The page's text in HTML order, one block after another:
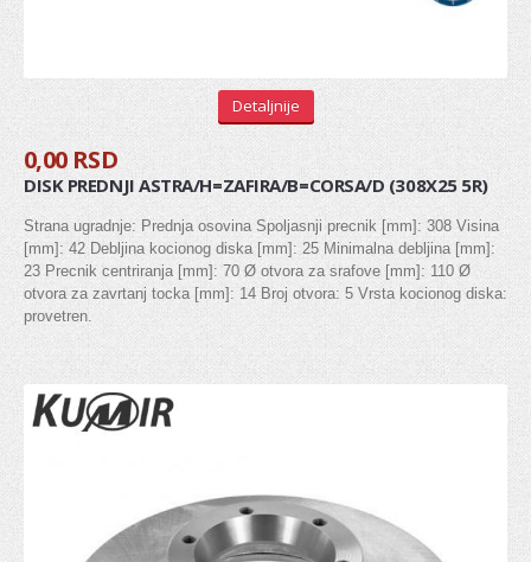
SISTEM UPRAVLJANJA
Manžetna letve volana
Kraj letve volana (aksijalni zglob)
Kraj spone
Letva volana
POGON / VEŠANJE TOČKOVA
Glavčina točka
Ležaj točka
Stabilizator
Detaljnije
0,00 RSD
DISK PREDNJI ASTRA/H=ZAFIRA/B=CORSA/D (308X25 5R)
Strana ugradnje: Prednja osovina Spoljasnji precnik [mm]: 308 Visina
[mm]: 42 Debljina kocionog diska [mm]: 25 Minimalna debljina [mm]:
23 Precnik centriranja [mm]: 70 Ø otvora za srafove [mm]: 110 Ø
otvora za zavrtanj tocka [mm]: 14 Broj otvora: 5 Vrsta kocionog diska:
provetren.